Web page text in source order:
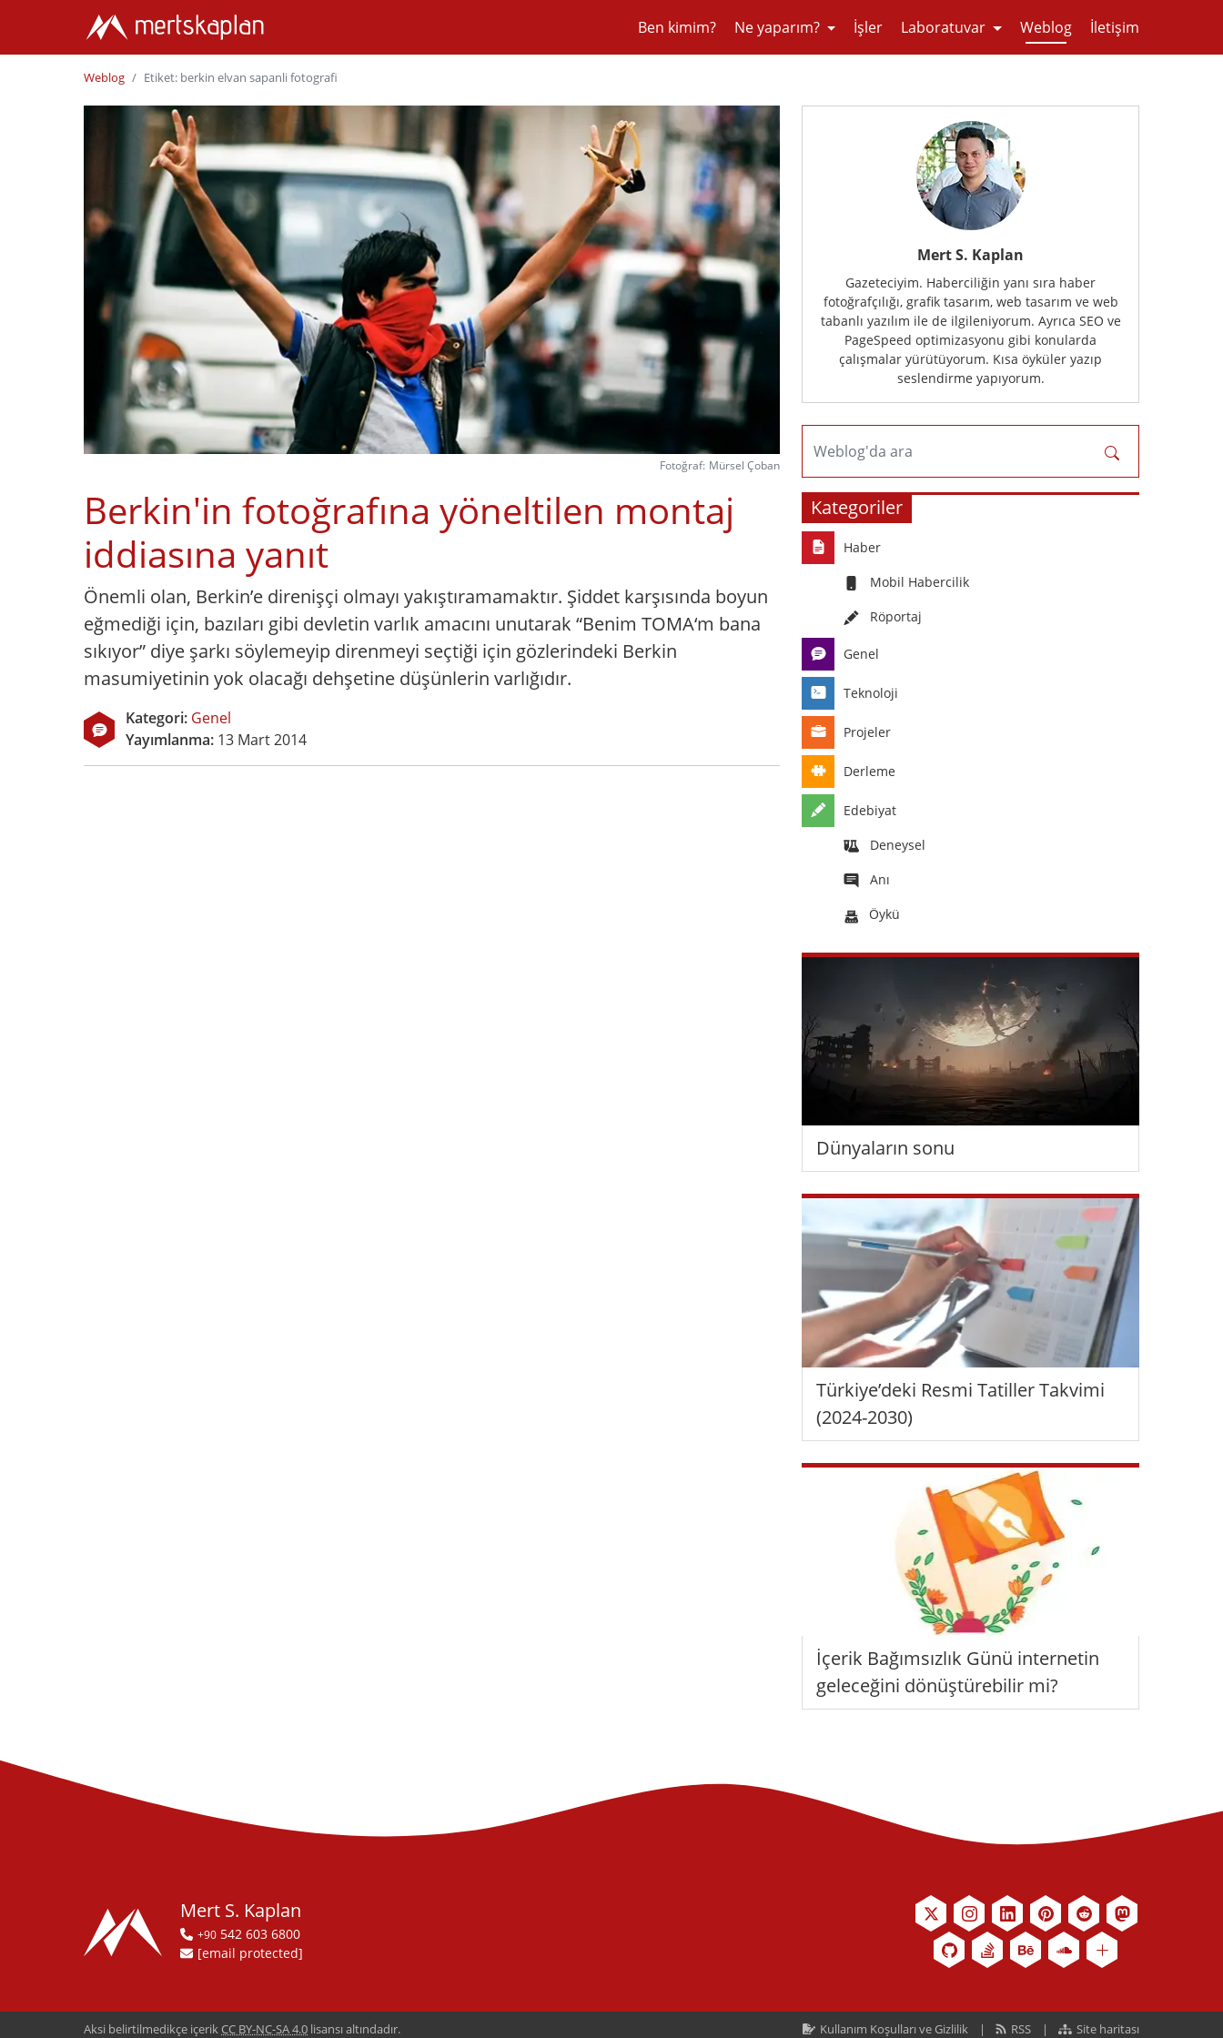
Ben kimim? Ne yaparım? İşler Laboratuvar Weblog İletişim
Weblog Etiket: berkin elvan sapanli fotografi
Fotoğraf: Mürsel Çoban
Berkin'in fotoğrafına yöneltilen montaj
iddiasına yanıt
Önemli olan, Berkin’e direnişçi olmayı yakıştıramamaktır. Şiddet karşısında boyun
eğmediği için, bazıları gibi devletin varlık amacını unutarak “Benim TOMA‘m bana
sıkıyor” diye şarkı söylemeyip direnmeyi seçtiği için gözlerindeki Berkin
masumiyetinin yok olacağı dehşetine düşünlerin varlığıdır.
Kategori: Genel
Yayımlanma: 13 Mart 2014
Mert S. Kaplan
Gazeteciyim. Haberciliğin yanı sıra haber
fotoğrafçılığı, grafik tasarım, web tasarım ve web
tabanlı yazılım ile de ilgileniyorum. Ayrıca SEO ve
PageSpeed optimizasyonu gibi konularda
çalışmalar yürütüyorum. Kısa öyküler yazıp
seslendirme yapıyorum.
Weblog'da ara
Kategoriler
Haber
Mobil Habercilik
Röportaj
Genel
Teknoloji
Projeler
Derleme
Edebiyat
Deneysel
Anı
Öykü
Dünyaların sonu
Türkiye’deki Resmi Tatiller Takvimi
(2024-2030)
İçerik Bağımsızlık Günü internetin
geleceğini dönüştürebilir mi?
Mert S. Kaplan
+90 542 603 6800
[email protected]
Aksi belirtilmedikçe içerikCC BY-NC-SA 4.0 lisansı altındadır. Kullanım Koşulları ve Gizlilik RSS Site haritası